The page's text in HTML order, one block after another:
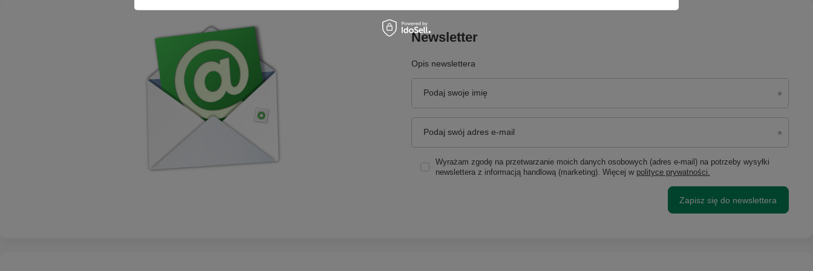
Newsletter
Opis newslettera
Podaj swoje imię
Podaj swój adres e-mail
Wyrażam zgodę na przetwarzanie moich danych osobowych (adres e-mail) na potrzeby wysyłki
newslettera z informacją handlową (marketing). Więcej w polityce prywatności.
Zapisz się do newslettera